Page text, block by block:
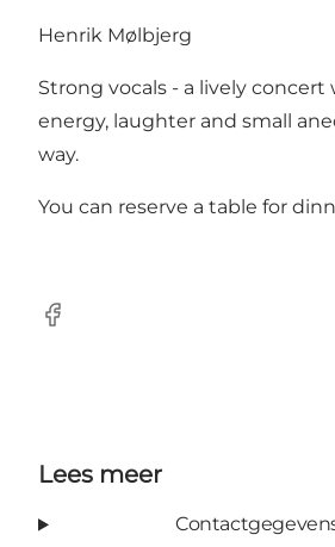
Henrik Mølbjerg
Strong vocals - a lively concert
energy, laughter and small
way.
You can reserve a table for
Facebook
Lees meer